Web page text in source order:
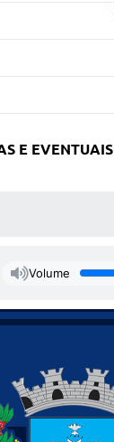
E EVENTUAIS
Volume